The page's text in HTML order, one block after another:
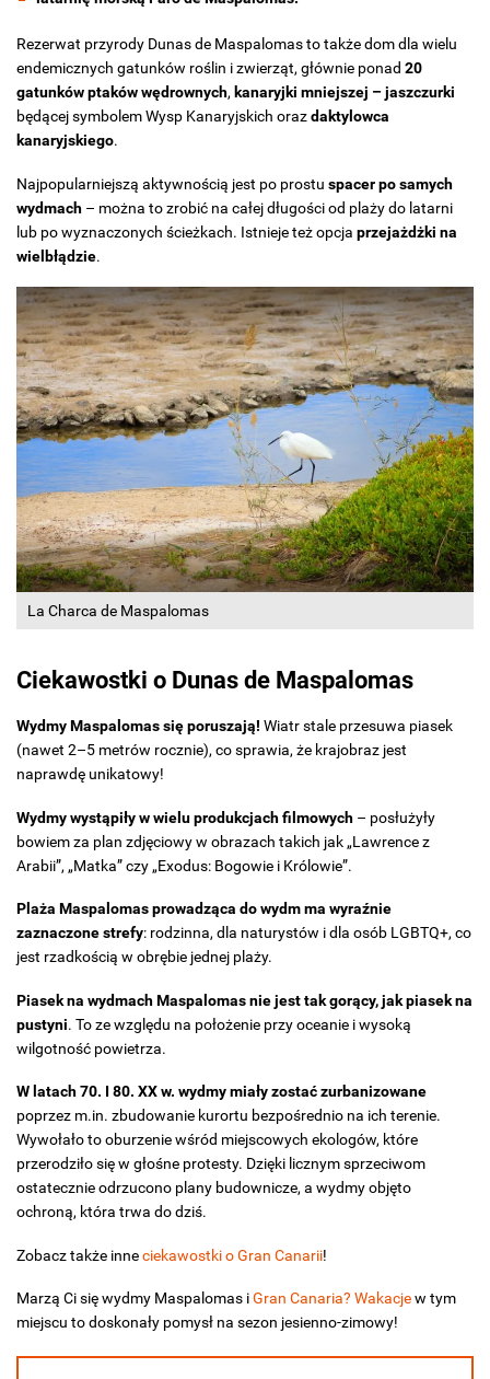
Rezerwat przyrody Dunas de Maspalomas to także dom dla wielu
endemicznych gatunków roślin i zwierząt, głównie ponad 20
gatunków ptaków wędrownych, kanaryjki mniejszej – jaszczurki
będącej symbolem Wysp Kanaryjskich orazdaktylowca
kanaryjskiego.
Najpopularniejszą aktywnością jest po prostu spacer po samych
wydmach – można to zrobić na całej długości od plaży do latarni
lub po wyznaczonych ścieżkach. Istnieje też opcja przejażdżki na
wielbłądzie.
La Charca de Maspalomas
Ciekawostki o Dunas de Maspalomas
Wydmy Maspalomas się poruszają! Wiatr stale przesuwa piasek
(nawet 2–5 metrów rocznie), co sprawia, że krajobraz jest
naprawdę unikatowy!
Wydmy wystąpiły w wielu produkcjach filmowych – posłużyły
bowiem za plan zdjęciowy w obrazach takich jak „Lawrence z
Arabii”, „Matka” czy „Exodus: Bogowie i Królowie”.
Plaża Maspalomas prowadząca do wydm ma wyraźnie
zaznaczone strefy: rodzinna, dla naturystów i dla osób LGBTQ+, co
jest rzadkością w obrębie jednej plaży.
Piasek na wydmach Maspalomas nie jest tak gorący, jak piasek na
pustyni. To ze względu na położenie przy oceanie i wysoką
wilgotność powietrza.
W latach 70. I 80. XX w. wydmy miały zostać zurbanizowane
poprzez m.in. zbudowanie kurortu bezpośrednio na ich terenie.
Wywołało to oburzenie wśród miejscowych ekologów, które
przerodziło się w głośne protesty. Dzięki licznym sprzeciwom
ostatecznie odrzucono plany budownicze, a wydmy objęto
ochroną, która trwa do dziś.
Zobacz także inneciekawostki o Gran Canarii!
Marzą Ci się wydmy Maspalomas iGran Canaria? Wakacjew tym
miejscu to doskonały pomysł na sezon jesienno-zimowy!